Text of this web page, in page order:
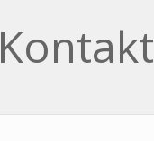
Kontakt